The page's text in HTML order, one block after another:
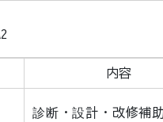
内容
診断・設計・改修補